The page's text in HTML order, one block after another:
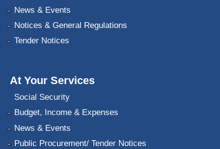
News & Events
Notices & General Regulations
Tender Notices
At Your Services
Social Security
Budget, Income & Expenses
News & Events
Public Procurement/ Tender Notices